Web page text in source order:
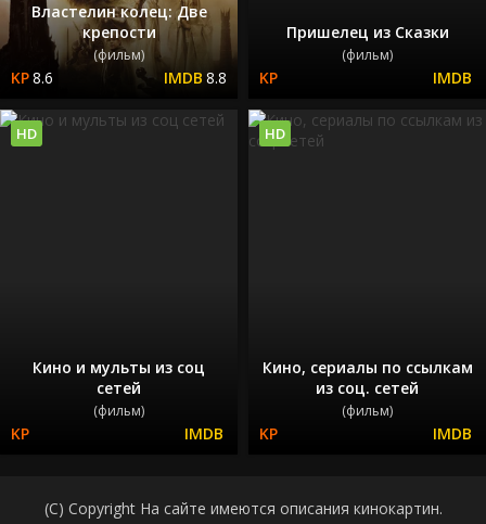
Властелин колец: Две
крепости
(фильм)
8.6 8.8
Пришелец из Сказки
(фильм)
Кино и мульты из соц
сетей
(фильм)
HD
Кино, сериалы по ссылкам
из соц. сетей
(фильм)
HD
(C) Copyright На сайте имеются описания кинокартин.